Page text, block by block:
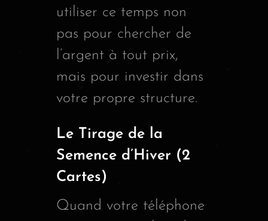
utiliser ce temps non
pas pour chercher de
l’argent à tout prix,
mais pour investir dans
votre propre structure.
Le Tirage de la
Semence d’Hiver (2
Cartes)
Quand votre téléphone